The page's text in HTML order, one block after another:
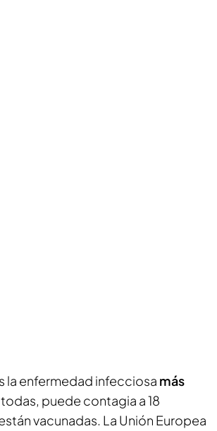
la enfermedad infecciosa más
puede contagia a 18
vacunadas. La Unión Europea